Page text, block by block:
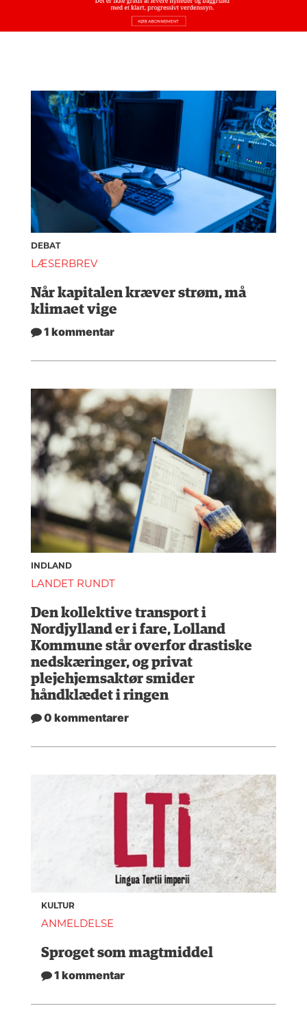
DEBAT
LÆSERBREV
Når kapitalen kræver strøm, må
klimaet vige
1 kommentar
INDLAND
LANDET RUNDT
Den kollektive transport i
Nordjylland er i fare, Lolland
Kommune står overfor drastiske
nedskæringer, og privat
plejehjemsaktør smider
håndklædet i ringen
0 kommentarer
KULTUR
ANMELDELSE
Sproget som magtmiddel
1 kommentar